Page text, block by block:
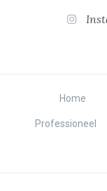
Home
Professioneel